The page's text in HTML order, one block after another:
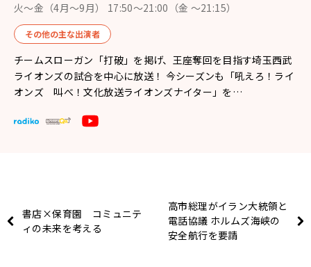
火～金（4月〜9月） 17:50～21:00（金 ～21:15）
その他の主な出演者
チームスローガン「打破」を掲げ、王座奪回を目指す埼玉西武
ライオンズの試合を中心に放送！ 今シーズンも「吼えろ！ライ
オンズ 叫べ！文化放送ライオンズナイター」を…
書店×保育園 コミュニテ
ィの未来を考える
高市総理がイラン大統領と
電話協議 ホルムズ海峡の
安全航行を要請